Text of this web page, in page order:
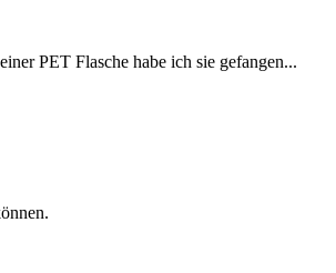
PET Flasche habe ich sie gefangen...